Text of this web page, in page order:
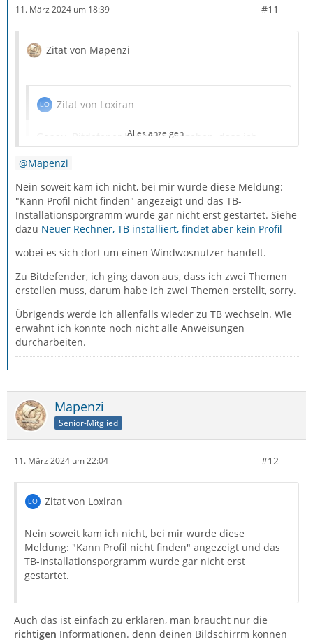
11. März 2024 um 18:39 #11
Zitat von Mapenzi
Zitat von Loxiran
Genau, Bitdefener hat mir angegeben, dass ich
Trojaner hätte.
Leider hast du für das selbe Problem gleichzeitig zwei
Themen eröffnet: dieses hier und noch ein weiteres
unterRE: Bitdefender Virus Scanner Trojaner
Zitat von Loxiran
Als ich dann Thunderbird neu installieren wollte,
Ich vermute stark, dass du jetzt die Termini "Profil" und
Da du offenbar den alten Anwendungsordner
"Thunderbird" in der User-Library gelöscht hast, erstellt
TB beim nächsten Start einen neuen mit einem
jungfräulichen Profil darin. Es ist dann also völlig
"Konto einrichten" anzeigt und zum "Einrichten einer
bestehenden E-Mailadresse auffordert:
Alles anzeigen
Mapenzi
Nein soweit kam ich nicht, bei mir wurde diese Meldung:
"Kann Profil nicht finden" angezeigt und das TB-
Installationsporgramm wurde gar nicht erst gestartet. Siehe
dazu Neuer Rechner, TB installiert, findet aber kein Profil
wobei es sich dort um einen Windwosnutzer handelt.
Zu Bitdefender, ich ging davon aus, dass ich zwei Themen
erstellen muss, darum habe ich zwei Themen erstellt, sorry.
Übrigends werde ich allenfalls wieder zu TB wechseln. Wie
erwähnt ich konnte noch nicht alle Anweisungen
durcharbeiten.
Mapenzi
Senior-Mitglied
11. März 2024 um 22:04 #12
Zitat von Loxiran
Nein soweit kam ich nicht, bei mir wurde diese
Meldung: "Kann Profil nicht finden" angezeigt und das
TB-Installationsporgramm wurde gar nicht erst
gestartet.
Auch das ist einfach zu erklären, man braucht nur die
richtigen Informationen. denn deinen Bildschirrm können